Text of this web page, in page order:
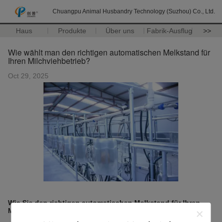
Chuangpu Animal Husbandry Technology (Suzhou) Co., Ltd.
Haus Produkte Über uns Fabrik-Ausflug >>
Wie wählt man den richtigen automatischen Melkstand für
Ihren Milchviehbetrieb?
Oct 29, 2025
Wie Sie den richtigen automatischen Melkstand für Ihren
Milchviehbetrieb auswählen?